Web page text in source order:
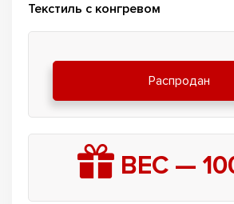
Текстиль с конгревом
Распродан
ВЕС —